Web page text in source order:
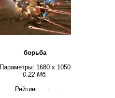
борьба
Параметры: 1680 x 1050
0.22 Мб.
Рейтинг:
±